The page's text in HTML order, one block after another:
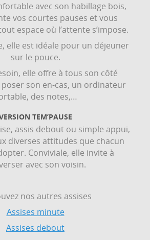
avec son habillage bois,
vos courtes pauses et vous
espace où l’attente s’impose.
elle est idéale pour un déjeuner
sur le pouce.
elle offre à tous son côté
son en-cas, un ordinateur
des notes,…
TEM’PAUSE
assis debout ou simple appui,
diverses attitudes que chacun
Conviviale, elle invite à
avec son voisin.
nos autres assises
Assises minute
Assises debout